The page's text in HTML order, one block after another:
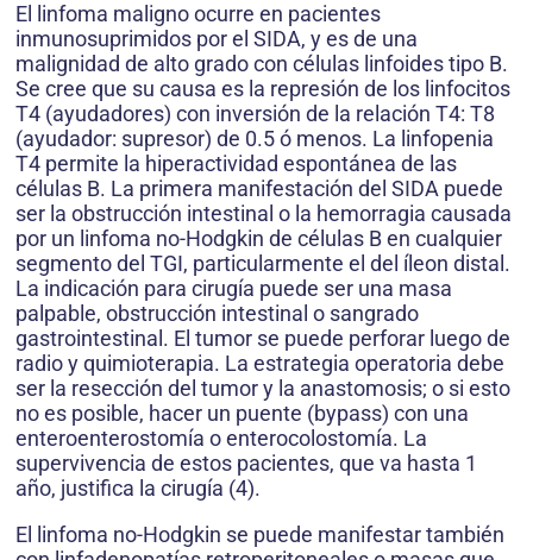
El linfoma maligno ocurre en pacientes
inmunosuprimidos por el SIDA, y es de una
malignidad de alto grado con células linfoides tipo B.
Se cree que su causa es la represión de los linfocitos
T4 (ayudadores) con inversión de la relación T4: T8
(ayudador: supresor) de 0.5 ó menos. La linfopenia
T4 permite la hiperactividad espontánea de las
células B. La primera manifestación del SIDA puede
ser la obstrucción intestinal o la hemorragia causada
por un linfoma no-Hodgkin de células B en cualquier
segmento del TGI, particularmente el del íleon distal.
La indicación para cirugía puede ser una masa
palpable, obstrucción intestinal o sangrado
gastrointestinal. El tumor se puede perforar luego de
radio y quimioterapia. La estrategia operatoria debe
ser la resección del tumor y la anastomosis; o si esto
no es posible, hacer un puente (bypass) con una
enteroenterostomía o enterocolostomía. La
supervivencia de estos pacientes, que va hasta 1
año, justifica la cirugía (4).
El linfoma no-Hodgkin se puede manifestar también